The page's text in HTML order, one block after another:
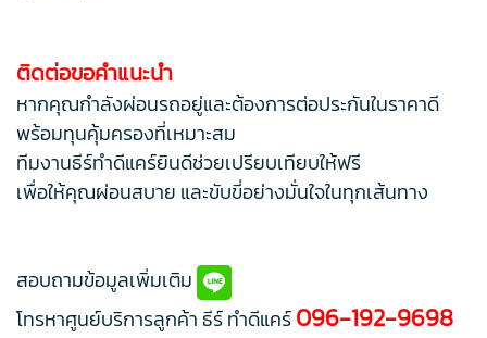
ติดต่อขอคำแนะนำ
หากคุณกำลังผ่อนรถอยู่และต้องการต่อประกันในราคาดี
พร้อมทุนคุ้มครองที่เหมาะสม
ทีมงานธีร์ทำดีแคร์ยินดีช่วยเปรียบเทียบให้ฟรี
เพื่อให้คุณผ่อนสบาย และขับขี่อย่างมั่นใจในทุกเส้นทาง
สอบถามข้อมูลเพิ่มเติม
โทรหาศูนย์บริการลูกค้า ธีร์ ทำดีแคร์096-192-9698